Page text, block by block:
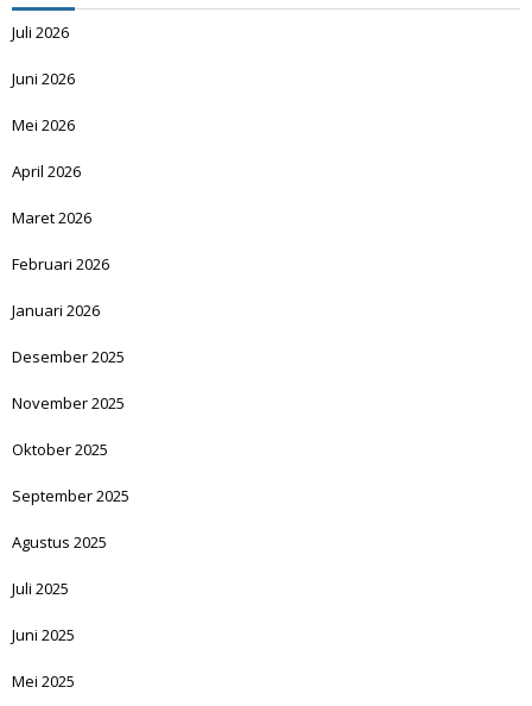
Juli 2026
Juni 2026
Mei 2026
April 2026
Maret 2026
Februari 2026
Januari 2026
Desember 2025
November 2025
Oktober 2025
September 2025
Agustus 2025
Juli 2025
Juni 2025
Mei 2025